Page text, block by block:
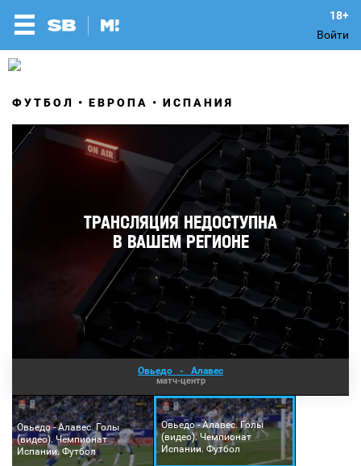
Войти
ФУТБОЛ ЕВРОПА ИСПАНИЯ
Овьедо - Алавес
матч-центр
Овьедо - Алавес. Голы
(видео). Чемпионат
Испании. Футбол
Овьедо - Алавес. Голы
(видео). Чемпионат
Испании. Футбол